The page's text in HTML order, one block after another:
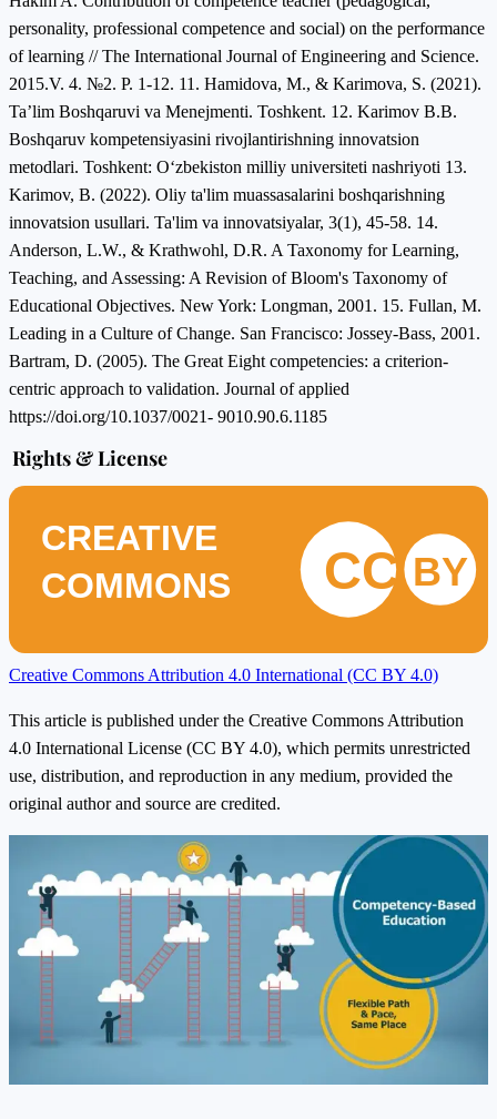
personality, professional competence and social) on the performance
of learning // The International Journal of Engineering and Science.
2015.V. 4. №2. P. 1-12. 11. Hamidova, M., & Karimova, S. (2021).
Ta’lim Boshqaruvi va Menejmenti. Toshkent. 12. Karimov B.B.
Boshqaruv kompetensiyasini rivojlantirishning innovatsion
metodlari. Toshkent: O‘zbekiston milliy universiteti nashriyoti 13.
Karimov, B. (2022). Oliy ta'lim muassasalarini boshqarishning
innovatsion usullari. Ta'lim va innovatsiyalar, 3(1), 45-58. 14.
Anderson, L.W., & Krathwohl, D.R. A Taxonomy for Learning,
Teaching, and Assessing: A Revision of Bloom's Taxonomy of
Educational Objectives. New York: Longman, 2001. 15. Fullan, M.
Leading in a Culture of Change. San Francisco: Jossey-Bass, 2001.
Bartram, D. (2005). The Great Eight competencies: a criterion-
centric approach to validation. Journal of applied
https://doi.org/10.1037/0021- 9010.90.6.1185
Rights & License
CREATIVE
COMMONS
CC BY
Creative Commons Attribution 4.0 International (CC BY 4.0)
This article is published under the Creative Commons Attribution
4.0 International License (CC BY 4.0), which permits unrestricted
use, distribution, and reproduction in any medium, provided the
original author and source are credited.